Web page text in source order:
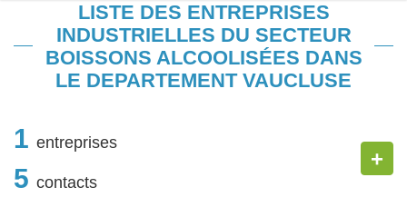
LISTE DES ENTREPRISES
INDUSTRIELLES DU SECTEUR
BOISSONS ALCOOLISÉES DANS
LE DEPARTEMENT VAUCLUSE
1 entreprises
5 contacts
+